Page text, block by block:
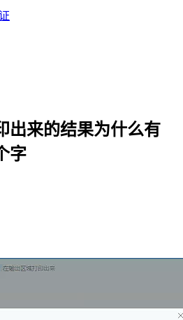
出来的结果为什么有
字